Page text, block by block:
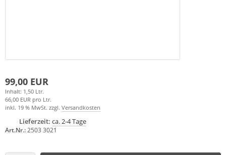
99,00 EUR
Inhalt: 1,50 Ltr.
66,00 EUR pro Ltr.
inkl. 19 % MwSt. zzgl. Versandkosten
Lieferzeit: ca. 2-4 Tage
Art.Nr.:2503 3021